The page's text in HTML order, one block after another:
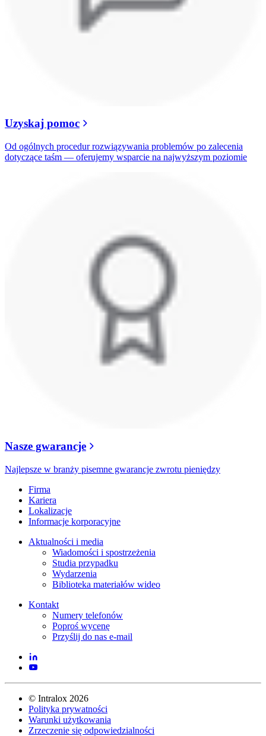
Uzyskaj pomoc
Od ogólnych procedur rozwiązywania problemów po zalecenia
dotyczące taśm — oferujemy wsparcie na najwyższym poziomie
Nasze gwarancje
Najlepsze w branży pisemne gwarancje zwrotu pieniędzy
Firma
Kariera
Lokalizacje
Informacje korporacyjne
Aktualności i media
Wiadomości i spostrzeżenia
Studia przypadku
Wydarzenia
Biblioteka materiałów wideo
Kontakt
Numery telefonów
Poproś wycenę
Przyślij do nas e-mail
© Intralox 2026
Polityka prywatności
Warunki użytkowania
Zrzeczenie się odpowiedzialności